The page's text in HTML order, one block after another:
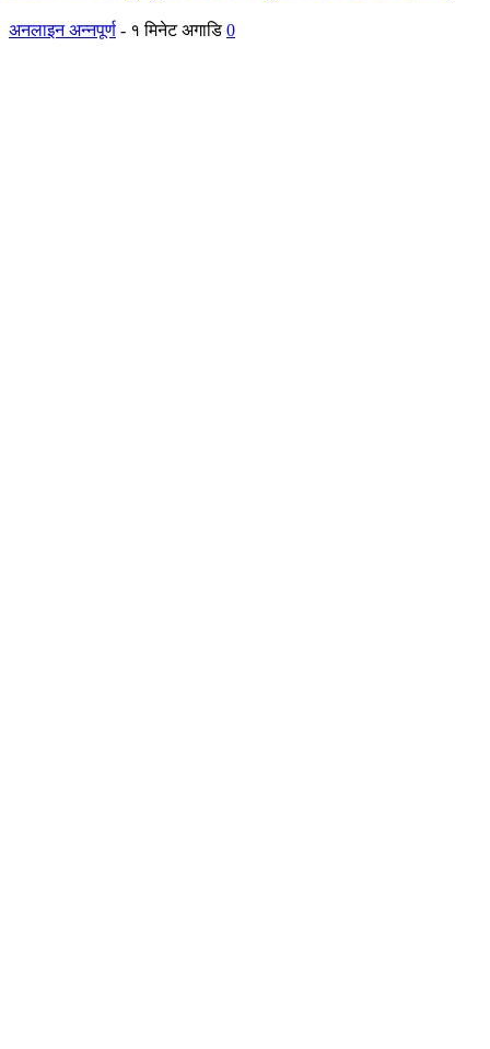
अनलाइन अन्नपूर्ण - १ मिनेट अगाडि 0